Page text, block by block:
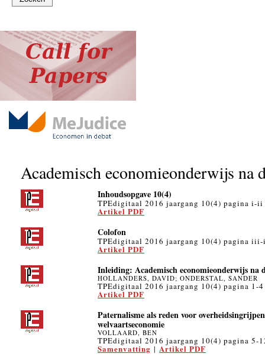
Academisch economieonderwijs na
Inhoudsopgave 10(4)
TPEdigitaal 2016 jaargang 10(4) pagina i-ii
Artikel PDF
Colofon
TPEdigitaal 2016 jaargang 10(4) pagina
Artikel PDF
Inleiding: Academisch economieonderwijs na
HOLLANDERS, DAVID; ONDERSTAL, SANDER
TPEdigitaal 2016 jaargang 10(4) pagina 1-4
Artikel PDF
Paternalisme als reden voor
welvaartseconomie
VOLLAARD, BEN
TPEdigitaal 2016 jaargang 10(4) pagina 5-
Samenvatting | Artikel PDF